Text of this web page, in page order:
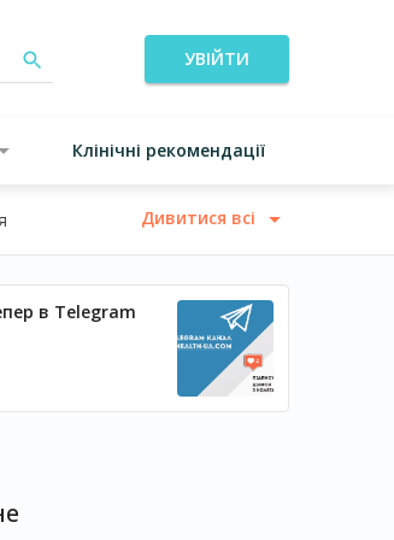
УВІЙТИ
Клінічні рекомендації
Дивитися всі
в Telegram